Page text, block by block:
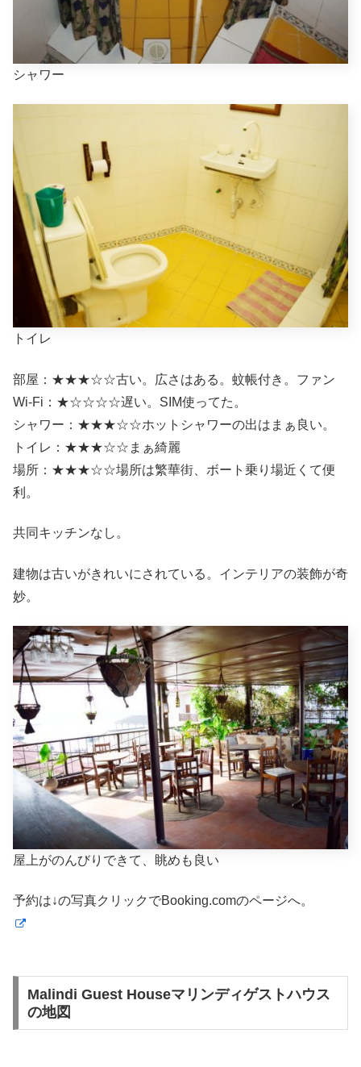
シャワー
トイレ
部屋：★★★☆☆古い。広さはある。蚊帳付き。ファン
Wi-Fi：★☆☆☆☆遅い。SIM使ってた。
シャワー：★★★☆☆ホットシャワーの出はまぁ良い。
トイレ：★★★☆☆まぁ綺麗
場所：★★★☆☆場所は繁華街、ボート乗り場近くて便
利。
共同キッチンなし。
建物は古いがきれいにされている。インテリアの装飾が奇
妙。
屋上がのんびりできて、眺めも良い
予約は↓の写真クリックでBooking.comのページへ。
Malindi Guest Houseマリンディゲストハウス
の地図